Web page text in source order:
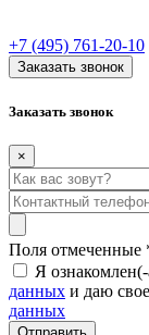
+7 (495) 761-20-10
Заказать звонок
Заказать звонок
×
Поля отмеченные
Я
данных и даю свое
данных